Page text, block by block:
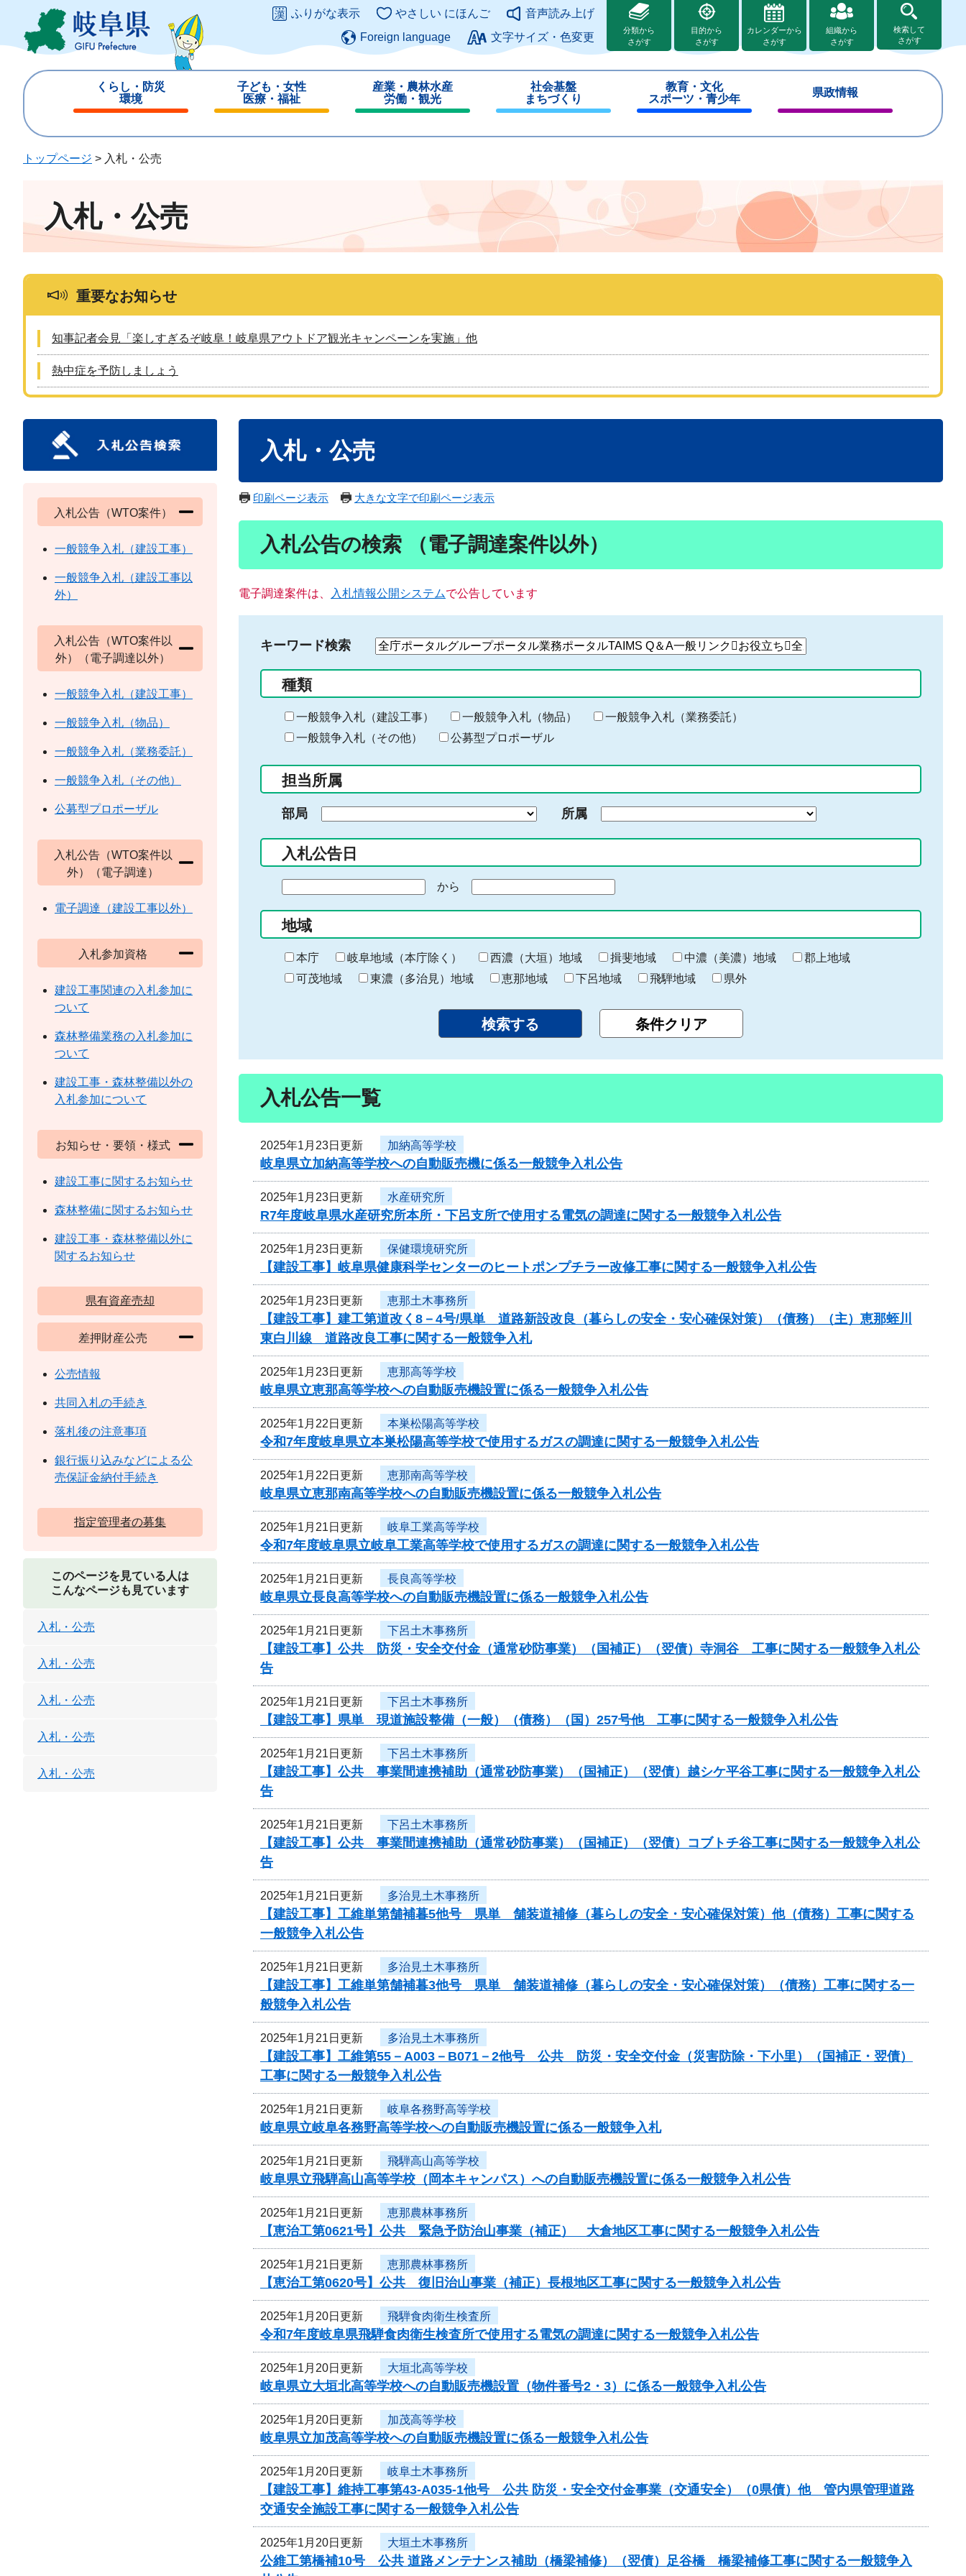
ジ
ュ
このページの本文へ
ふりがな表示 やさしい にほんご
音声読み上げ
Foreign language
文字サイズ・色変更
分類から
さがす
目的から
さがす
カレンダーから
さがす
組織から
さがす
検索して
さがす
くらし・防災
環境
じ
子ども・女性
医療・福祉
じ
産業・農林水産
労働・観光
じ
社会基盤
まちづくり
じ
教育・文化
スポーツ・青少年
じ
県政情報
じ
トップページ > 入札・公売
入札・公売
重要なお知らせ
知事記者会見「楽しすぎるぞ岐阜！岐阜県アウトドア観光キャンペーンを実施」他
熱中症を予防しましょう
入札・公売
印刷ページ表示 大きな文字で印刷ページ表示
入札公告の検索 （電子調達案件以外）
電子調達案件は、 入札情報公開システムで公告しています
キーワード検索
検
る
キ
ー
ー
入
力
種類
一般競争入札（建設工事） 一般競争入札（物品）
一般競争入札（業務委託）
一般競争入札（その他）
公募型プロポーザル
担当所属
部局 所属
入札公告日
の
始
ま
り
から
終
わ
り
地域
本庁 岐阜地域（本庁除く） 西濃（大垣）地域 揖斐地域 中濃（美濃）地域
郡上地域
可茂地域
東濃（多治見）地域 恵那地域 下呂地域 飛騨地域 県外
入札公告一覧
2025年1月23日更新 加納高等学校
岐阜県立加納高等学校への自動販売機に係る一般競争入札公告
2025年1月23日更新 水産研究所
R7年度岐阜県水産研究所本所・下呂支所で使用する電気の調達に関する一般競争入札公告
2025年1月23日更新 保健環境研究所
【建設工事】岐阜県健康科学センターのヒートポンプチラー改修工事に関する一般競争入札公告
2025年1月23日更新 恵那土木事務所
【建設工事】建工第道改く8－4号/県単 道路新設改良（暮らしの安全・安心確保対策）（債務）（主）恵那蛭川
東白川線 道路改良工事に関する一般競争入札
2025年1月23日更新 恵那高等学校
岐阜県立恵那高等学校への自動販売機設置に係る一般競争入札公告
2025年1月22日更新 本巣松陽高等学校
令和7年度岐阜県立本巣松陽高等学校で使用するガスの調達に関する一般競争入札公告
2025年1月22日更新 恵那南高等学校
岐阜県立恵那南高等学校への自動販売機設置に係る一般競争入札公告
2025年1月21日更新 岐阜工業高等学校
令和7年度岐阜県立岐阜工業高等学校で使用するガスの調達に関する一般競争入札公告
2025年1月21日更新 長良高等学校
岐阜県立長良高等学校への自動販売機設置に係る一般競争入札公告
2025年1月21日更新 下呂土木事務所
【建設工事】公共 防災・安全交付金（通常砂防事業）（国補正）（翌債）寺洞谷 工事に関する一般競争入札公
告
2025年1月21日更新 下呂土木事務所
【建設工事】県単 現道施設整備（一般）（債務）（国）257号他 工事に関する一般競争入札公告
2025年1月21日更新 下呂土木事務所
【建設工事】公共 事業間連携補助（通常砂防事業）（国補正）（翌債）越シケ平谷工事に関する一般競争入札公
告
2025年1月21日更新 下呂土木事務所
【建設工事】公共 事業間連携補助（通常砂防事業）（国補正）（翌債）コブトチ谷工事に関する一般競争入札公
告
2025年1月21日更新 多治見土木事務所
【建設工事】工維単第舗補暮5他号 県単 舗装道補修（暮らしの安全・安心確保対策）他（債務）工事に関する
一般競争入札公告
2025年1月21日更新 多治見土木事務所
【建設工事】工維単第舗補暮3他号 県単 舗装道補修（暮らしの安全・安心確保対策）（債務）工事に関する一
般競争入札公告
2025年1月21日更新 多治見土木事務所
【建設工事】工維第55－A003－B071－2他号 公共 防災・安全交付金（災害防除・下小里）（国補正・翌債）
工事に関する一般競争入札公告
2025年1月21日更新 岐阜各務野高等学校
岐阜県立岐阜各務野高等学校への自動販売機設置に係る一般競争入札
2025年1月21日更新 飛騨高山高等学校
岐阜県立飛騨高山高等学校（岡本キャンパス）への自動販売機設置に係る一般競争入札公告
2025年1月21日更新 恵那農林事務所
【恵治工第0621号】公共 緊急予防治山事業（補正） 大倉地区工事に関する一般競争入札公告
2025年1月21日更新 恵那農林事務所
【恵治工第0620号】公共 復旧治山事業（補正）長根地区工事に関する一般競争入札公告
2025年1月20日更新 飛騨食肉衛生検査所
令和7年度岐阜県飛騨食肉衛生検査所で使用する電気の調達に関する一般競争入札公告
2025年1月20日更新 大垣北高等学校
岐阜県立大垣北高等学校への自動販売機設置（物件番号2・3）に係る一般競争入札公告
2025年1月20日更新 加茂高等学校
岐阜県立加茂高等学校への自動販売機設置に係る一般競争入札公告
2025年1月20日更新 岐阜土木事務所
【建設工事】維持工事第43-A035-1他号 公共 防災・安全交付金事業（交通安全）（0県債）他 管内県管理道路
交通安全施設工事に関する一般競争入札公告
2025年1月20日更新 大垣土木事務所
公維工第橋補10号 公共 道路メンテナンス補助（橋梁補修）（翌債）足谷橋 橋梁補修工事に関する一般競争入
入札公告（WTO案件）
一般競争入札（建設工事）
一般競争入札（建設工事以
外）
入札公告（WTO案件以
外）（電子調達以外）
一般競争入札（建設工事）
一般競争入札（物品）
一般競争入札（業務委託）
一般競争入札（その他）
公募型プロポーザル
入札公告（WTO案件以
外）（電子調達）
電子調達（建設工事以外）
入札参加資格
建設工事関連の入札参加に
ついて
森林整備業務の入札参加に
ついて
建設工事・森林整備以外の
入札参加について
お知らせ・要領・様式
建設工事に関するお知らせ
森林整備に関するお知らせ
建設工事・森林整備以外に
関するお知らせ
県有資産売却
差押財産公売
公売情報
共同入札の手続き
落札後の注意事項
銀行振り込みなどによる公
売保証金納付手続き
指定管理者の募集
このページを見ている人は
こんなページも見ています
入札・公売
入札・公売
入札・公売
入札・公売
入札・公売